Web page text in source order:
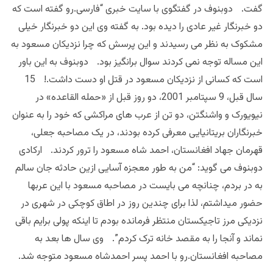
گفت. دوبنوف در گفتگوی با سایت خبری “فارسی.رو گفته است که
دو خبرنگار غیر عادی را دیده بود. به گفته وی این دو خبرنگار خیلی
مشکوک به نظر می رسیدند و این پرسش که چرا نزدیکان مسعود به
این مساله توجه نمی کردند سوال برانگیز بود. دوبنوف به این باور
است که کسانی از نزدیکان مسعود در قتل او دست داشت.! 15
سال قبل، 9 سپتامبر 2001، دو روز قبل از «حمله القاعده» در
نیویورک و واشنگتن، دو تن از عرب های مراکشی که خود را به عنوان
خبرنگاران بریتانیایی معرفی کرده بودند، در یک مصاحبه جعلی،
قهرمان جهاد افغانستان، احمد شاه مسعود را ترور کردند. ارکادی
دوبنوف می گوید: “من به طور معجزه آسایی ازین حادثه جان سالم
به در بردم، چنانچه می بایست در مصاحبه مسعود با این عربها
حضور میداشتم، لذا برای چندین روز در اطاق کوچکی در شهری در
نزدیکی مرز تاجیکستان منتظر فرمانده بودم تا اینکه پولی برایم باقی
نماند و آنجا را به مقصد خانه ترک کردم”. وی سال ها بعد به
مصاحبه افغانستان.رو با احمد پسر احمدشاه مسعود متوجه شد.